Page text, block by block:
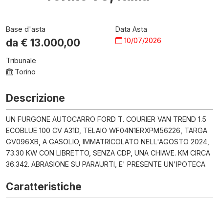
Base d'asta
da € 13.000,00
Data Asta
10/07/2026
Tribunale
Torino
Descrizione
UN FURGONE AUTOCARRO FORD T. COURIER VAN TREND 1.5
ECOBLUE 100 CV A31D, TELAIO WF04N1ERXPM56226, TARGA
GV096XB, A GASOLIO, IMMATRICOLATO NELL'AGOSTO 2024,
73.30 KW CON LIBRETTO, SENZA CDP, UNA CHIAVE. KM CIRCA
36.342. ABRASIONE SU PARAURTI, E' PRESENTE UN'IPOTECA
Caratteristiche